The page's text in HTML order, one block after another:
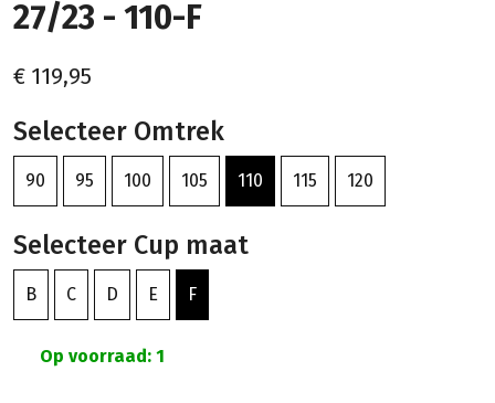
27/23 - 110-F
€ 119,95
Selecteer Omtrek
90 95 100 105 110 115 120
Selecteer Cup maat
B C D E F
Op voorraad: 1